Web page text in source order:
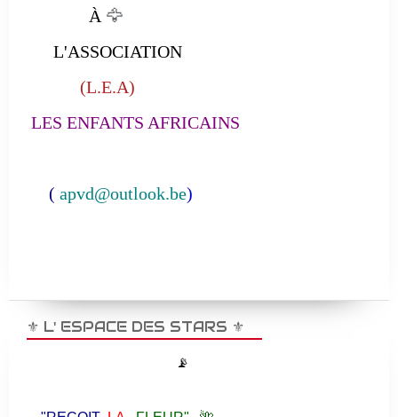
À 🦅
L'ASSOCIATION
(L.E.A)
LES ENFANTS AFRICAINS
( apvd@outlook.be)
⚜️ L' ESPACE DES STARS ⚜️
📡